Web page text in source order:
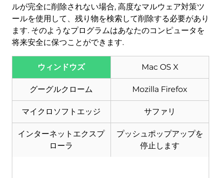
ルが完全に削除されない場合, 高度なマルウェア対策ツ
ールを使用して、残り物を検索して削除する必要があり
ます. そのようなプログラムはあなたのコンピュータを
将来安全に保つことができます.
ウィンドウズ Mac OS X
グーグルクローム Mozilla Firefox
マイクロソフトエッジ サファリ
インターネットエクスプ
ローラ
プッシュポップアップを
停止します
ダウンロード